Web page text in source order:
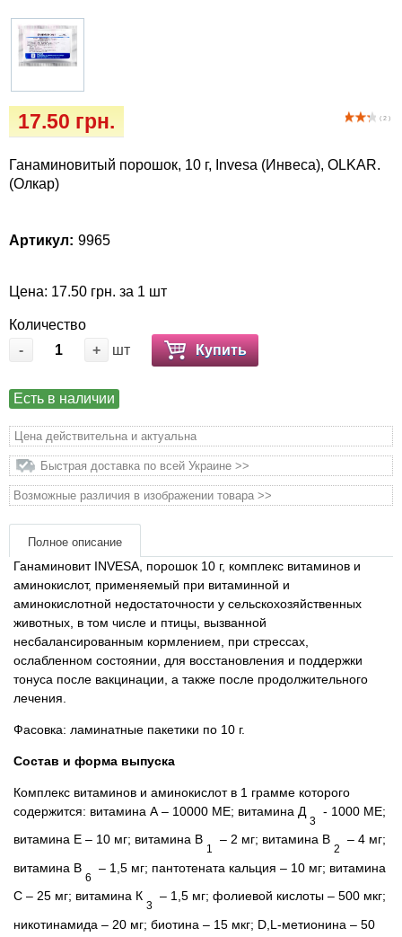
( 2 )
17.50 грн.
Ганаминовитый порошок, 10 г, Invesa (Инвеса), OLKAR.
(Олкар)
Артикул: 9965
Цена: 17.50 грн. за 1 шт
Количество
-
+ шт Купить
Есть в наличии
Цена действительна и актуальна
Быстрая доставка по всей Украине >>
Возможные различия в изображении товара >>
Полное описание
Ганаминовит INVESA, порошок 10 г, комплекс витаминов и
аминокислот, применяемый при витаминной и
аминокислотной недостаточности у сельскохозяйственных
животных, в том числе и птицы, вызванной
несбалансированным кормлением, при стрессах,
ослабленном состоянии, для восстановления и поддержки
тонуса после вакцинации, а также после продолжительного
лечения.
Фасовка: ламинатные пакетики по 10 г.
Состав и форма выпуска
Комплекс витаминов и аминокислот в 1 грамме которого
содержится: витамина А – 10000 МЕ; витамина Д
3
- 1000 МЕ;
витамина Е – 10 мг; витамина В
1
– 2 мг; витамина В
2
– 4 мг;
витамина В
6
– 1,5 мг; пантотената кальция – 10 мг; витамина
С – 25 мг; витамина К
3
– 1,5 мг; фолиевой кислоты – 500 мкг;
никотинамида – 20 мг; биотина – 15 мкг; D,L-метионина – 50
Ласощі та корма
Vet Diet Canine Wet - ветеринарные диеты
для собак
Лежаки, будиночки, охолоджуючи
килимки
Миски, автогодівниці, поілки
Переноски, сумки, клітки
Післяопераційні засоби та витратні
матеріали
Подарочные сертификаты
Товары для голубей
Товары для грызунов
Товары для лошадей
Товары для людей
Хозряд - хозтовары оптом
Популярные зоотовары
Архив / Снято с производства